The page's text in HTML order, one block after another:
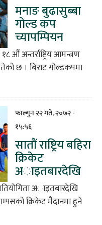
मनाङ बुढासुब्बा
गोल्ड कप
च्यापम्पियन
औं अन्तर्राष्ट्रिय आमन्त्रण
छ । बिराट गोल्डकपमा
फाल्गुन २२ गते, २०७२ -
१५:५६
सातौं राष्ट्रिय बहिरा
क्रिकेट
अाइतबारदेखि
अाइतबारदेखि
क्रिकेट मैदानमा हुने